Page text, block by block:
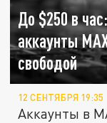
До $250 в
аккаунты
свободой
12 СЕНТЯБРЯ 19:35
Аккаунты в